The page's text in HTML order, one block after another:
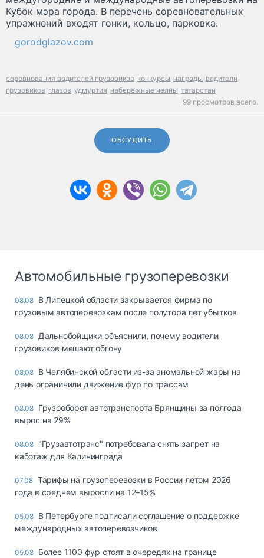
Кубок мэра города. В перечень соревновательных
упражнений входят гонки, кольцо, парковка.
gorodglazov.com
соревнования водителей грузовиков конкурсы награды водители
грузовиков глазов удмуртия набережные челны татарстан
99 просмотров всего.
ОБСУДИТЬ
Автомобильные грузоперевозки
08.08 В Липецкой области закрывается фирма по
грузовым автоперевозкам после полутора лет убытков
08.08 Дальнобойщики объяснили, почему водители
грузовиков мешают обгону
08.08 В Челябинской области из-за аномальной жары на
день ограничили движение фур по трассам
08.08 Грузооборот автотранспорта Брянщины за полгода
вырос на 29%
08.08 "Грузавтотранс" потребовала снять запрет на
каботаж для Калининграда
07.08 Тарифы на грузоперевозки в России летом 2026
года в среднем выросли на 12–15%
05.08 В Петербурге подписали соглашение о поддержке
международных автоперевозчиков
05.08 Более 1100 фур стоят в очередях на границе